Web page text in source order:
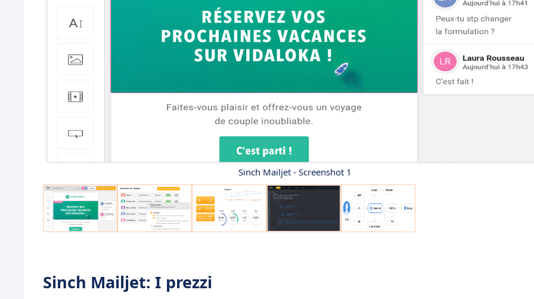
Sinch Mailjet - Screenshot 1
Sinch Mailjet: I prezzi